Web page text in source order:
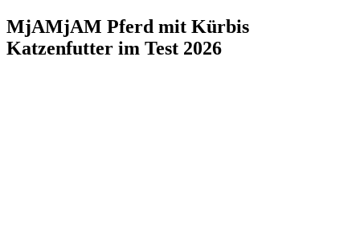
MjAMjAM Pferd mit Kürbis
Katzenfutter im Test 2026